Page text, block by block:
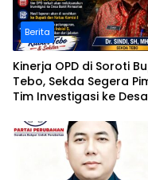
Berita
Kinerja OPD di Soroti
Tebo, Sekda Segera
Tim Investigasi ke Desa
serumpun